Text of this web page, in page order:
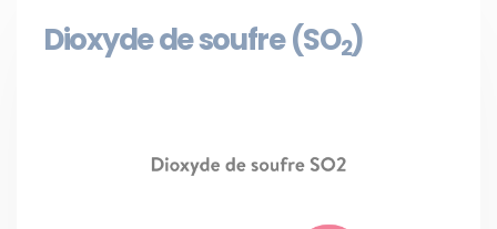
Dioxyde de soufre (SO2)